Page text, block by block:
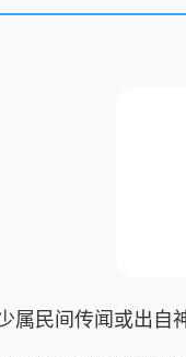
民间传闻或出自